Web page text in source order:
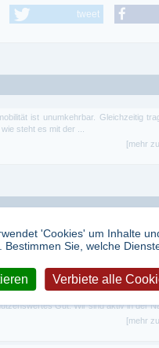
tweet
ist unumkehrbar. Gleichzeitig
steht es mit der ...
[mehr
fördert die ›Allgemeine Zeitschrift für
aller am philosophischen
[mehr
Die Natur ist unser Lebensraum: Ort
Gut. Wir sind aktiv in der
[mehr
'Cookies' um Inhalte
Bestimmen Sie, welche
Verbiete alle